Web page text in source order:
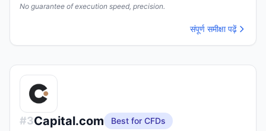
No guarantee of execution speed, precision.
संपूर्ण समीक्षा पढ़ें
#3Capital.com Best for CFDs